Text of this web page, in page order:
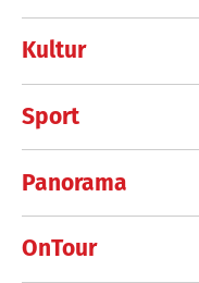
Kultur
Sport
Panorama
OnTour